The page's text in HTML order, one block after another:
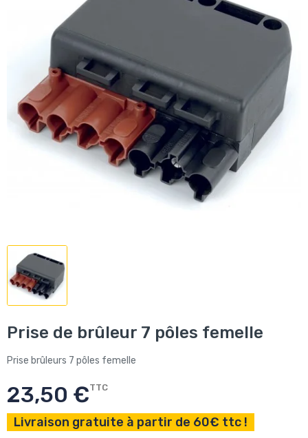
Prise de brûleur 7 pôles femelle
Prise brûleurs 7 pôles femelle
23,50 €TTC
Livraison gratuite à partir de 60€ ttc !